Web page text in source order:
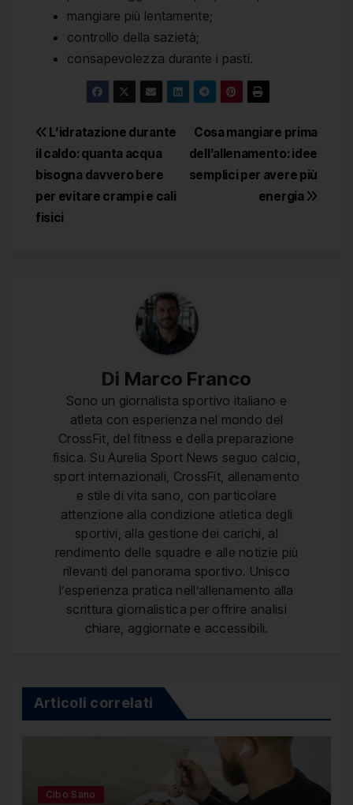
mangiare più lentamente;
controllo della sazietà;
consapevolezza durante i pasti.
Navigazione
articoli
Cosa mangiare prima
dell’allenamento: idee
semplici per avere più
energia
L’idratazione durante
il caldo: quanta acqua
bisogna davvero bere
per evitare crampi e cali
fisici
Di Marco Franco
Sono un giornalista sportivo italiano e
atleta con esperienza nel mondo del
CrossFit, del fitness e della preparazione
fisica. Su Aurelia Sport News seguo calcio,
sport internazionali, CrossFit, allenamento
e stile di vita sano, con particolare
attenzione alla condizione atletica degli
sportivi, alla gestione dei carichi, al
rendimento delle squadre e alle notizie più
rilevanti del panorama sportivo. Unisco
l’esperienza pratica nell’allenamento alla
scrittura giornalistica per offrire analisi
chiare, aggiornate e accessibili.
Articoli correlati
Cibo Sano